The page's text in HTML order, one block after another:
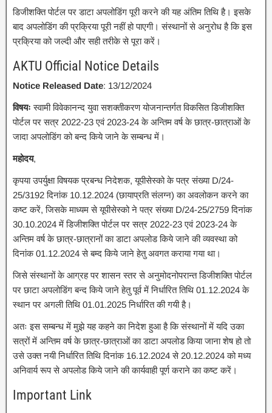
डिजीशक्ति पोर्टल पर डाटा अपलोडिंग पूरी करने की यह अंतिम तिथि है। इसके
बाद अपलोडिंग की प्रक्रिया पूरी नहीं हो पाएगी। संस्थानों से अनुरोध है कि इस
प्रक्रिया को जल्दी और सही तरीके से पूरा करें।
AKTU Official Notice Details
Notice Released Date: 13/12/2024
विषयः स्वामी विवेकानन्द युवा सशक्तीकरण योजनान्तर्गत विकसित डिजीशक्ति
पोर्टल पर सत्र 2022-23 एवं 2023-24 के अन्तिम वर्ष के छात्र-छात्राओं के
जादा अपलोडिंग को बन्द किये जाने के सम्बन्ध में।
महोदय,
कृपया उपर्युक्षा विषयक प्रबन्ध निदेशक, यूपीसेस्को के पत्र संख्या D/24-
25/3192 दिनांक 10.12.2024 (छायाप्रति संलग्न) का अवलोकन करने का
कष्ट करें, जिसके माध्यम से यूपीसेस्को ने पत्र संख्या D/24-25/2759 दिनांक
30.10.2024 में डिजीशक्ति पोर्टल पर सत्र 2022-23 एवं 2023-24 के
अन्तिम वर्ष के छात्र-छात्रानों का डाटा अपलोड किये जाने की व्यवस्था को
दिनांक 01.12.2024 से बम्द किये जाने हेतु अवगत कराया गया था।
जिसे संस्थानों के आग्रह पर शासन स्तर से अनुमोदनोपरान्त डिजीशक्ति पोर्टल
पर छाटा अपलोडिंग बन्द किये जाने हेतु पूर्व में निर्धारित तिथि 01.12.2024 के
स्थान पर अगली तिथि 01.01.2025 निर्धारित की गयी है।
अतः इस सम्बन्ध में मुझे यह कहने का निदेश हुआ है कि संस्थानों में यदि उका
सत्रों में अन्तिम वर्ष के छात्र-छात्राओं का डाटा अपलोड किया जाना शेष हो तो
उसे उक्त नयी निर्धारित तिथि दिनांक 16.12.2024 से 20.12.2024 को मध्य
अनिवार्य रूप से अपलोड किये जाने की कार्यवाही पूर्ण कराने का कष्ट करें।
Important Link